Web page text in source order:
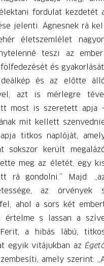
fordulat kezdetét
jelenti. Ágnesnek rá
életszemlélet
teszi az
és
és az előtte
azt is mérlegre
most is szeretett apja
mit kellett
titkos naplóját,
sokszor került
meg az életét, egy
rá gondolni.” Majd:
az örvények
ahol a sors két
értelme s lassan a
a hibás lábú,
egyik vitájukban az
amely szerint: